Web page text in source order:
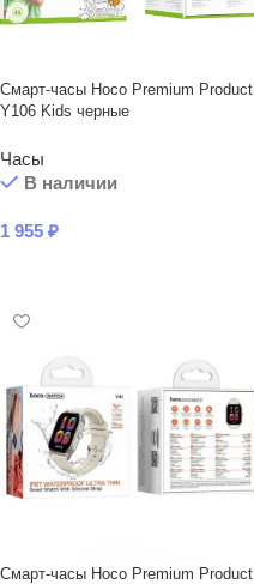
Смарт-часы Hoco Premium Product
Y106 Kids черные
Часы
В наличии
1 955 ₽
Смарт-часы Hoco Premium Product